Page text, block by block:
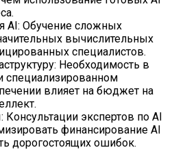
AI: Обучение сложных
вычислительных
специалистов.
Необходимость в
специализированном
влияет на бюджет на
Консультации экспертов по AI
финансирование AI
дорогостоящих ошибок.